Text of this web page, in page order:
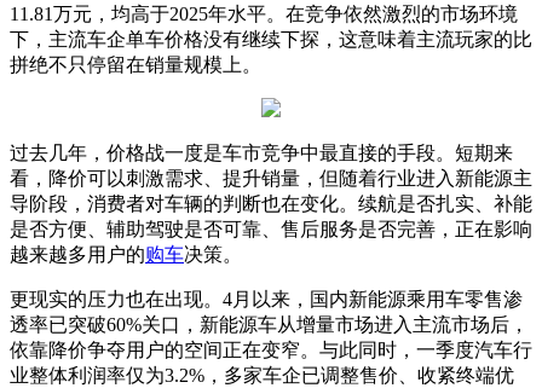
11.81万元，均高于2025年水平。在竞争依然激烈的市场环境
下，主流车企单车价格没有继续下探，这意味着主流玩家的比
拼绝不只停留在销量规模上。
过去几年，价格战一度是车市竞争中最直接的手段。短期来
看，降价可以刺激需求、提升销量，但随着行业进入新能源主
导阶段，消费者对车辆的判断也在变化。续航是否扎实、补能
是否方便、辅助驾驶是否可靠、售后服务是否完善，正在影响
越来越多用户的购车决策。
更现实的压力也在出现。4月以来，国内新能源乘用车零售渗
透率已突破60%关口，新能源车从增量市场进入主流市场后，
依靠降价争夺用户的空间正在变窄。与此同时，一季度汽车行
业整体利润率仅为3.2%，多家车企已调整售价、收紧终端优